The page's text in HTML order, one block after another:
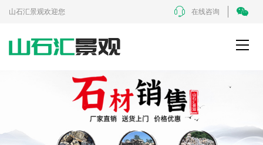
山石汇景观欢迎您 在线咨询